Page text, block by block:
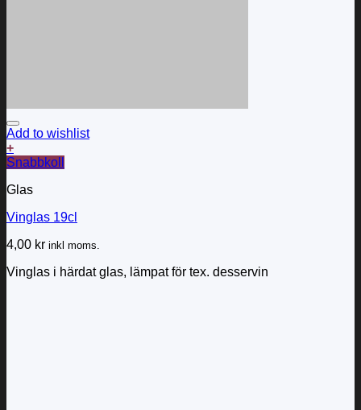
Add to wishlist
+
Snabbkoll
Glas
Vinglas 19cl
4,00 kr inkl moms.
Vinglas i härdat glas, lämpat för tex. desservin